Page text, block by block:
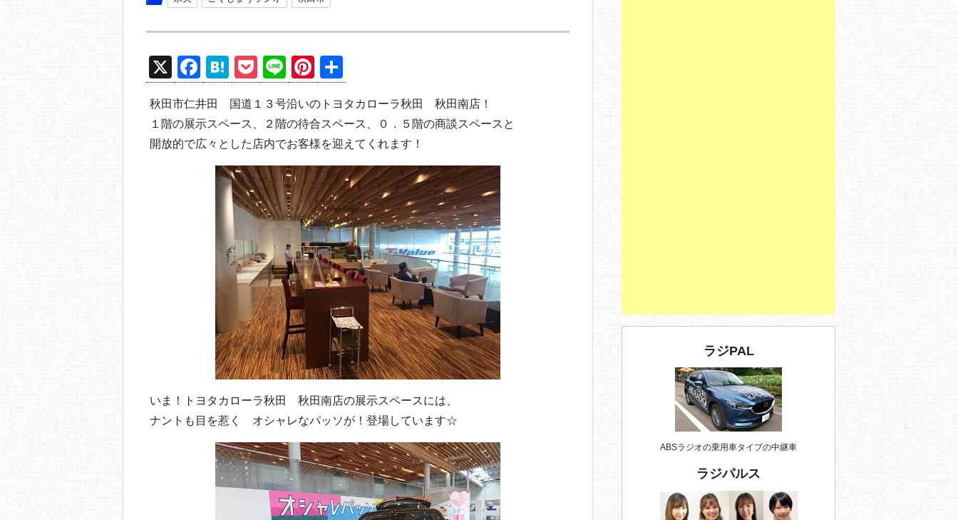
X
F
a
c
e
H
at
e
n
a
P
o
ck
et
Li
n
e
Pi
nt
er
e
st
有
秋田市仁井田 国道１３号沿いのトヨタカローラ秋田 秋田南店！
１階の展示スペース、２階の待合スペース、０．５階の商談スペースと
開放的で広々とした店内でお客様を迎えてくれます！
いま！トヨタカローラ秋田 秋田南店の展示スペースには、
ナントも目を惹く オシャレなパッソが！登場しています☆
ラジPAL
ABSラジオの乗用車タイプの中継車
ラジパルス